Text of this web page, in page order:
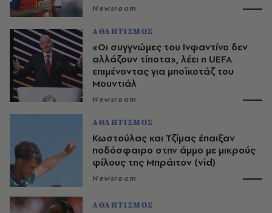
Newsroom
ΑΘΛΗΤΙΣΜΟΣ
«Οι συγγνώμες του Ινφαντίνο δεν
αλλάζουν τίποτα», λέει η UEFA
επιμένοντας για μποϊκοτάζ του
Μουντιάλ
Newsroom
ΑΘΛΗΤΙΣΜΟΣ
Κωστούλας και Τζίμας έπαιξαν
ποδόσφαιρο στην άμμο με μικρούς
φίλους της Μπράιτον (vid)
Newsroom
ΑΘΛΗΤΙΣΜΟΣ